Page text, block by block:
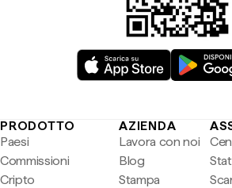
PRODOTTO
Paesi
Commissioni
Cripto
AZIENDA
Lavora con noi
Blog
Stampa